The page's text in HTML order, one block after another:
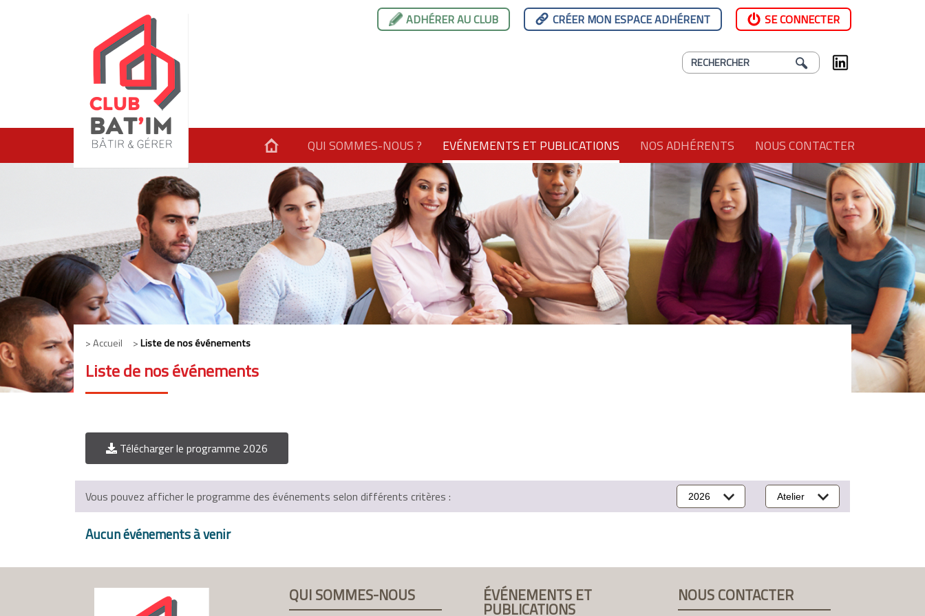
ADHÉRER AU CLUB CRÉER MON ESPACE ADHÉRENT SE CONNECTER
QUI SOMMES-NOUS ? EVÉNEMENTS ET PUBLICATIONS NOS ADHÉRENTS NOUS CONTACTER
> Accueil >Liste de nos événements
Liste de nos événements
Télécharger le programme 2026
Vous pouvez afficher le programme des événements selon différents critères : 2026 Atelier
Aucun événements à venir
QUI SOMMES-NOUS ÉVÉNEMENTS ET
PUBLICATIONS
NOUS CONTACTER